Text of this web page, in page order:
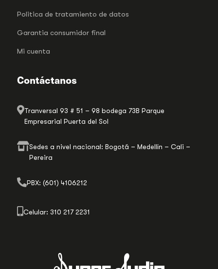
Politica de tratamiento de datos
Garantia consumidor final
Mi cuenta
Contáctanos
Tranversal 93 # 51 – 98 bodega 73B Parque
Empresarial Puerta del Sol
Sedes a nivel nacional: Bogotá – Medellín – Cali –
Pereira
PBX: (601) 4106212
Celular: 310 217 2231